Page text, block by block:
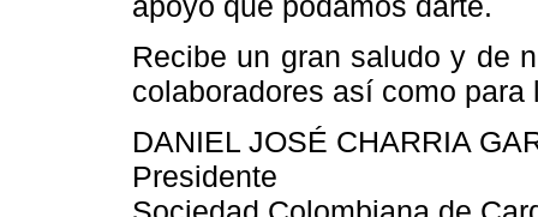
Recibe un gran saludo y de
colaboradores así como
DANIEL JOSÉ CHARRIA
Presidente